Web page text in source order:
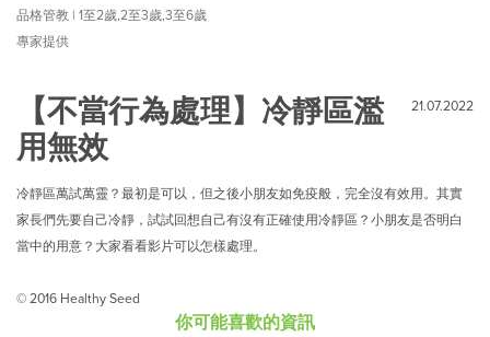
品格管教 | 1至2歲,2至3歲,3至6歲
專家提供
【不當行為處理】冷靜區濫
用無效
21.07.2022
冷靜區萬試萬靈？最初是可以，但之後小朋友如免疫般，完全沒有效用。其實
家長們先要自己冷靜，試試回想自己有沒有正確使用冷靜區？小朋友是否明白
當中的用意？大家看看影片可以怎樣處理。
© 2016 Healthy Seed
你可能喜歡的資訊